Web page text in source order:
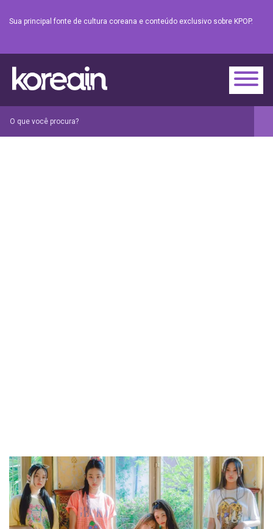
Sua principal fonte de cultura coreana e conteúdo exclusivo sobre KPOP.